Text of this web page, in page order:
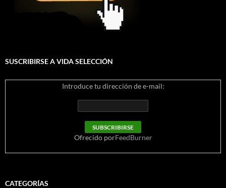
SUSCRIBIRSE A VIDA SELECCIÓN
Introduce tu dirección de e-mail:
Ofrecido porFeedBurner
CATEGORÍAS